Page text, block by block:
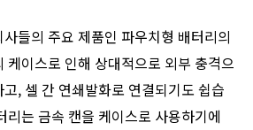
들의 주요 제품인 파우치형 배터리의
케이스로 인해 상대적으로 외부 충격으
, 셀 간 연쇄발화로 연결되기도 쉽습
리는 금속 캔을 케이스로 사용하기에